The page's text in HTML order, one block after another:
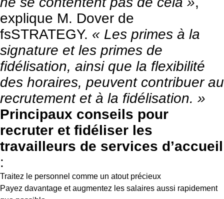
explique M. Dover de
fsSTRATEGY. « Les primes à la
signature et les primes de
fidélisation, ainsi que la flexibilité
des horaires, peuvent contribuer au
recrutement et à la fidélisation. »
Principaux conseils pour
recruter et fidéliser les
travailleurs de services d’accueil
:
Traitez le personnel comme un atout précieux
Payez davantage et augmentez les salaires aussi rapidement